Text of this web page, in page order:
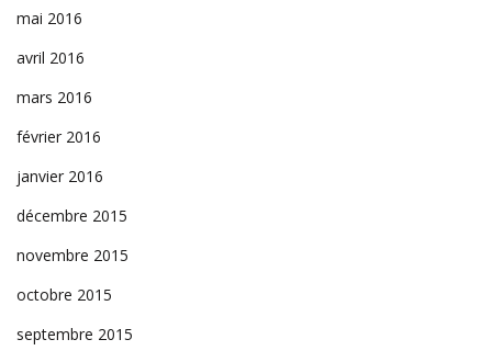
mai 2016
avril 2016
mars 2016
février 2016
janvier 2016
décembre 2015
novembre 2015
octobre 2015
septembre 2015